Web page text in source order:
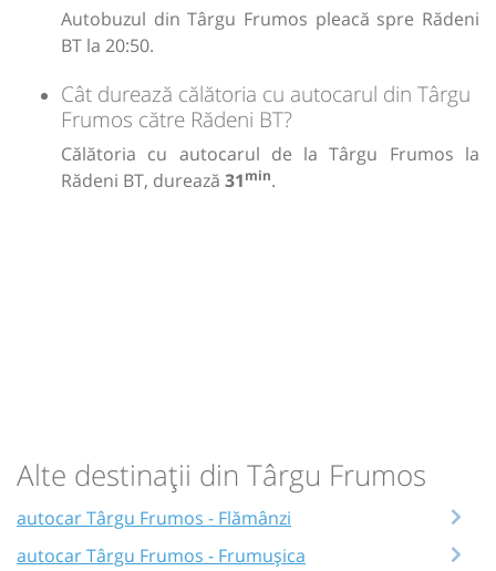
Autobuzul din Târgu Frumos pleacă spre Rădeni
BT la 20:50.
Cât durează călătoria cu autocarul din Târgu
Frumos către Rădeni BT?
Călătoria cu autocarul de la Târgu Frumos la
Rădeni BT, durează 31min.
Alte destinații din Târgu Frumos
autocar Târgu Frumos - Flămânzi
autocar Târgu Frumos - Frumușica